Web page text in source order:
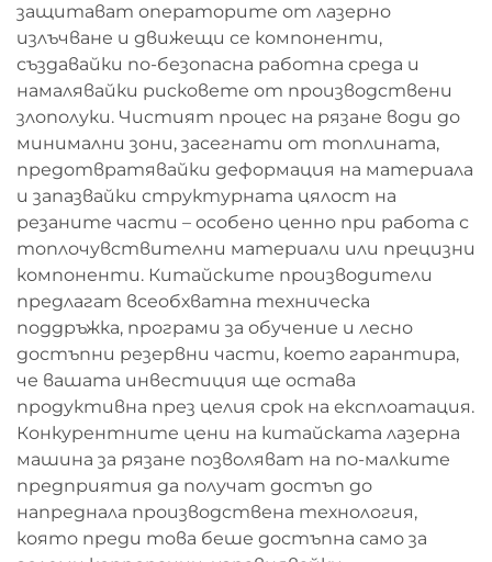
защитават операторите от лазерно
излъчване и движещи се компоненти,
създавайки по-безопасна работна среда и
намалявайки рисковете от производствени
злополуки. Чистият процес на рязане води до
минимални зони, засегнати от топлината,
предотвратявайки деформация на материала
и запазвайки структурната цялост на
резаните части – особено ценно при работа с
топлочувствителни материали или прецизни
компоненти. Китайските производители
предлагат всеобхватна техническа
поддръжка, програми за обучение и лесно
достъпни резервни части, което гарантира,
че вашата инвестиция ще остава
продуктивна през целия срок на експлоатация.
Конкурентните цени на китайската лазерна
машина за рязане позволяват на по-малките
предприятия да получат достъп до
напреднала производствена технология,
която преди това беше достъпна само за